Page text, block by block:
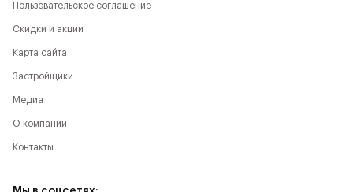
Пользовательское соглашение
Скидки и акции
Карта сайта
Застройщики
Медиа
О компании
Контакты